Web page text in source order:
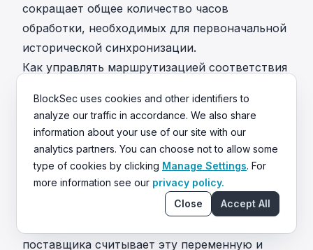
сокращает общее количество часов
обработки, необходимых для первоначальной
исторической синхронизации.
Как управлять маршрутизацией соответствия
Современные платформы соответствия
предоставляют унифицированный уровень
абстракции. Разработчики отправляют
стандартную полезную нагрузку JSON и
включают определённое целое число
chain_identifier.
поставщика считывает эту переменную и
BlockSec uses cookies and other identifiers to
analyze our traffic in accordance. We also share
information about your use of our site with our
analytics partners. You can choose not to allow some
type of cookies by clicking Manage Settings. For
more information see our privacy policy.
Close
Accept All